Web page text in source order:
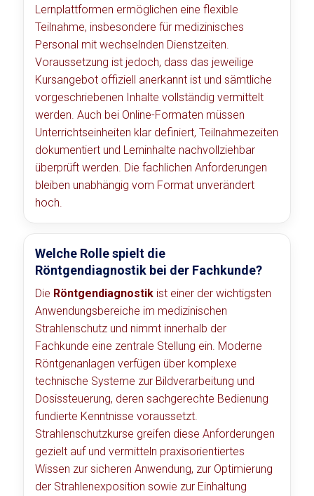
Lernplattformen ermöglichen eine flexible
Teilnahme, insbesondere für medizinisches
Personal mit wechselnden Dienstzeiten.
Voraussetzung ist jedoch, dass das jeweilige
Kursangebot offiziell anerkannt ist und sämtliche
vorgeschriebenen Inhalte vollständig vermittelt
werden. Auch bei Online-Formaten müssen
Unterrichtseinheiten klar definiert, Teilnahmezeiten
dokumentiert und Lerninhalte nachvollziehbar
überprüft werden. Die fachlichen Anforderungen
bleiben unabhängig vom Format unverändert
hoch.
Welche Rolle spielt die
Röntgendiagnostik bei der Fachkunde?
Die Röntgendiagnostik ist einer der wichtigsten
Anwendungsbereiche im medizinischen
Strahlenschutz und nimmt innerhalb der
Fachkunde eine zentrale Stellung ein. Moderne
Röntgenanlagen verfügen über komplexe
technische Systeme zur Bildverarbeitung und
Dosissteuerung, deren sachgerechte Bedienung
fundierte Kenntnisse voraussetzt.
Strahlenschutzkurse greifen diese Anforderungen
gezielt auf und vermitteln praxisorientiertes
Wissen zur sicheren Anwendung, zur Optimierung
der Strahlenexposition sowie zur Einhaltung